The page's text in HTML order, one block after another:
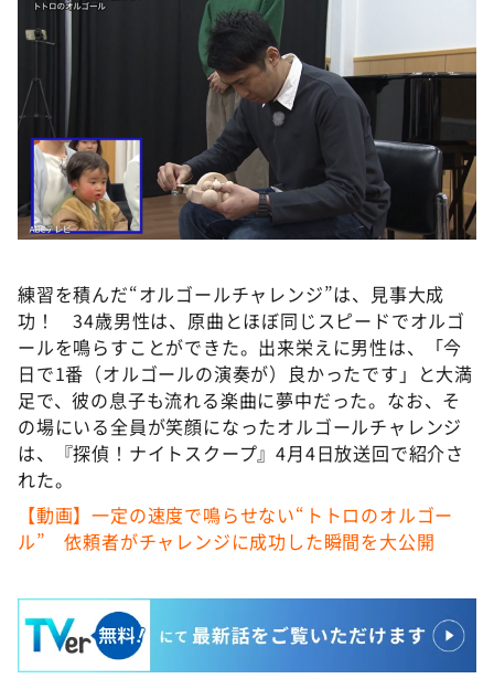
練習を積んだ“オルゴールチャレンジ”は、見事大成
功！ 34歳男性は、原曲とほぼ同じスピードでオルゴ
ールを鳴らすことができた。出来栄えに男性は、「今
日で1番（オルゴールの演奏が）良かったです」と大満
足で、彼の息子も流れる楽曲に夢中だった。なお、そ
の場にいる全員が笑顔になったオルゴールチャレンジ
は、『探偵！ナイトスクープ』4月4日放送回で紹介さ
れた。
【動画】一定の速度で鳴らせない“トトロのオルゴー
ル” 依頼者がチャレンジに成功した瞬間を大公開